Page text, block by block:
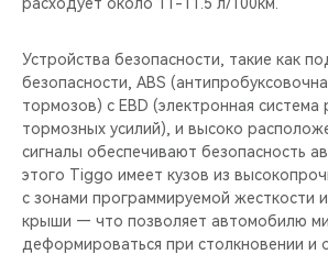
Устройства безопасности, такие как
безопасности, ABS
тормозов) с EBD (электронная система
тормозных усилий), и высоко
сигналы обеспечивают безопасность
этого Tiggo имеет кузов из
с зонами программируемой жесткости
крыши — что позволяет автомобилю
деформироваться при столкновении и